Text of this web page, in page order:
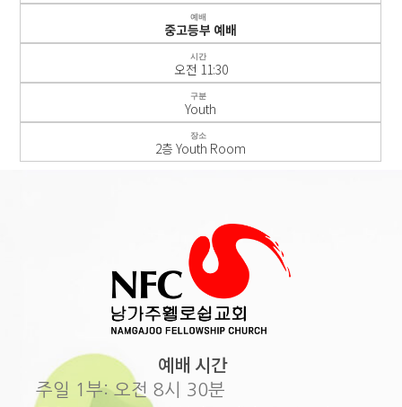
예배
중고등부 예배
시간
오전 11:30
구분
Youth
장소
2층 Youth Room
예배 시간
주일 1부: 오전 8시 30분